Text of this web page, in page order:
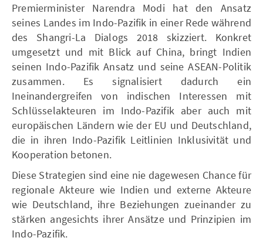
Premierminister Narendra Modi hat den Ansatz
seines Landes im Indo-Pazifik in einer Rede während
des Shangri-La Dialogs 2018 skizziert. Konkret
umgesetzt und mit Blick auf China, bringt Indien
seinen Indo-Pazifik Ansatz und seine ASEAN-Politik
zusammen. Es signalisiert dadurch ein
Ineinandergreifen von indischen Interessen mit
Schlüsselakteuren im Indo-Pazifik aber auch mit
europäischen Ländern wie der EU und Deutschland,
die in ihren Indo-Pazifik Leitlinien Inklusivität und
Kooperation betonen.
Diese Strategien sind eine nie dagewesen Chance für
regionale Akteure wie Indien und externe Akteure
wie Deutschland, ihre Beziehungen zueinander zu
stärken angesichts ihrer Ansätze und Prinzipien im
Indo-Pazifik.